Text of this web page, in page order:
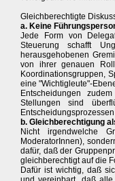
Gleichberechtigte
a. Keine
Jede Form von
Steuerung schafft
herausgehobenen
von ihrer genauen
Koordinationsgruppen,
eine "Wichtigleute"-
Entscheidungen
Stellungen sind
b. Gleichberechtigung
Nicht irgendwelche
ModeratorInnen),
dafür, daß der
gleichberechtigt auf die
Dafür ist wichtig, daß